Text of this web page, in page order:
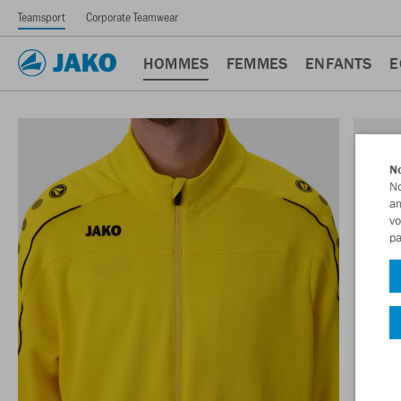
Teamsport Corporate Teamwear
HOMMES FEMMES ENFANTS